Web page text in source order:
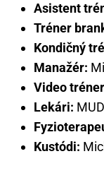
Asistent
Tréner
Kondičný
Manažér:
Video
Lekári:
Kustódi: